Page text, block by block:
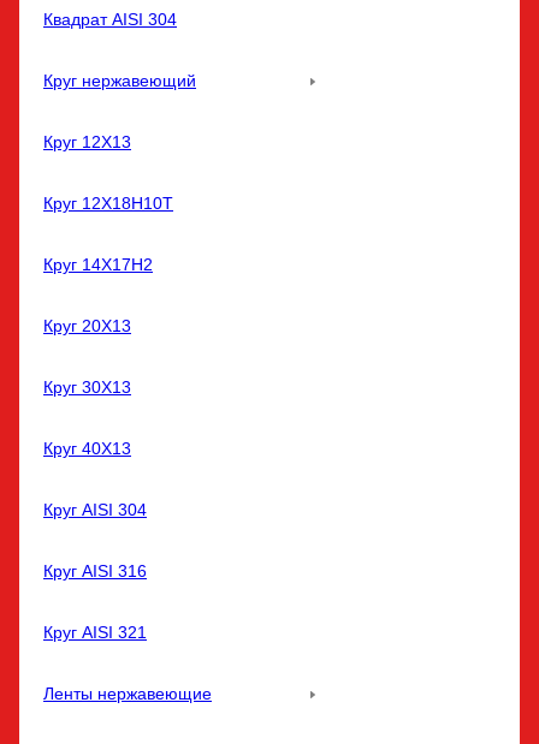
Квадрат AISI 304
Круг нержавеющий
Круг 12Х13
Круг 12Х18Н10Т
Круг 14Х17Н2
Круг 20Х13
Круг 30Х13
Круг 40Х13
Круг AISI 304
Круг AISI 316
Круг AISI 321
Ленты нержавеющие